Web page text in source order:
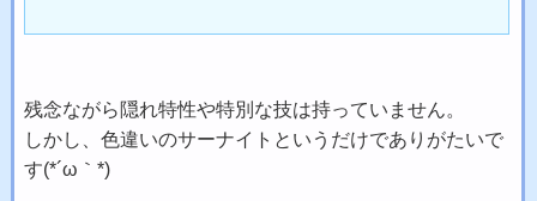
残念ながら隠れ特性や特別な技は持っていません。
しかし、色違いのサーナイトというだけでありがたいで
す(*´ω｀*)